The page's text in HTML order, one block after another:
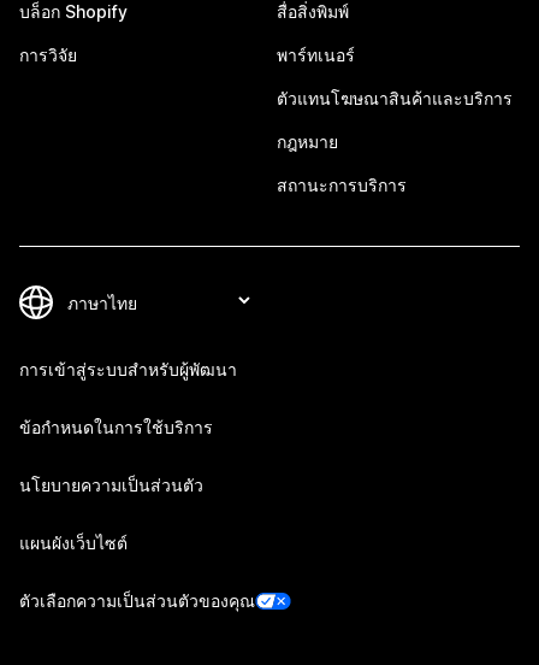
บล็อก Shopify
การวิจัย
สื่อสิ่งพิมพ์
พาร์ทเนอร์
ตัวแทนโฆษณาสินค้าและบริการ
กฎหมาย
สถานะการบริการ
การเข้าสู่ระบบสำหรับผู้พัฒนา
ข้อกำหนดในการใช้บริการ
นโยบายความเป็นส่วนตัว
แผนผังเว็บไซต์
ตัวเลือกความเป็นส่วนตัวของคุณ